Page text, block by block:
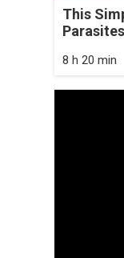
This
8 h 20 min